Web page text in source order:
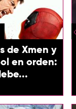
de Xmen y
en orden: